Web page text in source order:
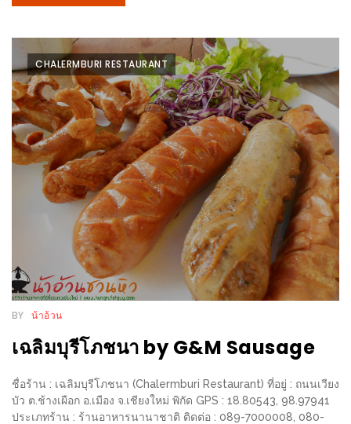
บาร์บีคิว
เหนือ
กับ
สลัด
หนุ่ม
บ้านนา
เมนู
เด็ด
จาก
ANNA
FARM
ที่
เอาชนะ
กรรมการ
THE
DISH
CHALERMBURI RESTAURANT
BY น้าอ้วน
เฉลิมบุรีโภชนา by G&M Sausage
ชื่อร้าน : เฉลิมบุรีโภชนา (Chalermburi Restaurant) ที่อยู่ : ถนนเวียง
บัว ต.ช้างเผือก อ.เมือง จ.เชียงใหม่ พิกัด GPS : 18.80543, 98.97941
ประเภทร้าน : ร้านอาหารนานาชาติ ติดต่อ : 089-7000008, 080-